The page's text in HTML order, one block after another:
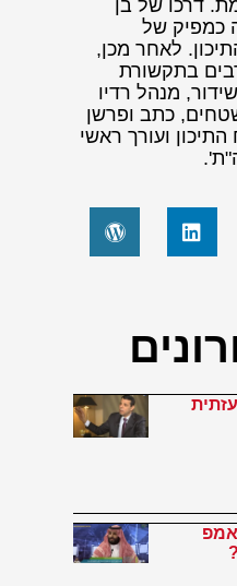
דרכו של בן
כמפיק של
לאחר מכן,
בתקשורת
מנהל רדיו
כתב ופרשן
התיכון ועורך ראשי